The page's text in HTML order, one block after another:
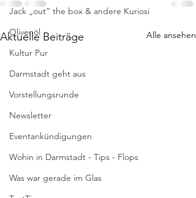
Jack „out“ the box & andere Kuriosi
Olivenöl
Kultur Pur
Darmstadt geht aus
Vorstellungsrunde
Newsletter
Eventankündigungen
Wohin in Darmstadt - Tips - Flops
Was war gerade im Glas
Aktuelle Beiträge Alle ansehen